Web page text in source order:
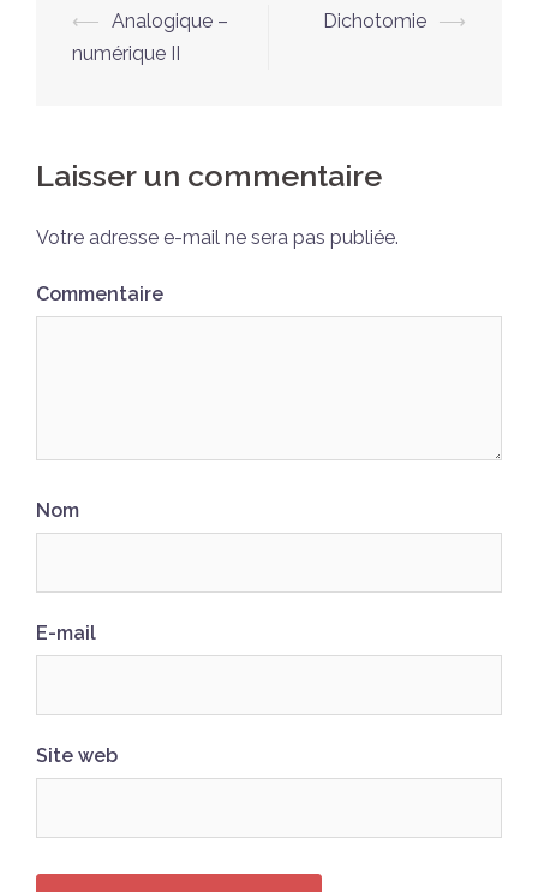
Navigation
d’article
⟵ Analogique –
numérique II
Dichotomie ⟶
Laisser un commentaire
Votre adresse e-mail ne sera pas publiée.
Commentaire
Nom
E-mail
Site web